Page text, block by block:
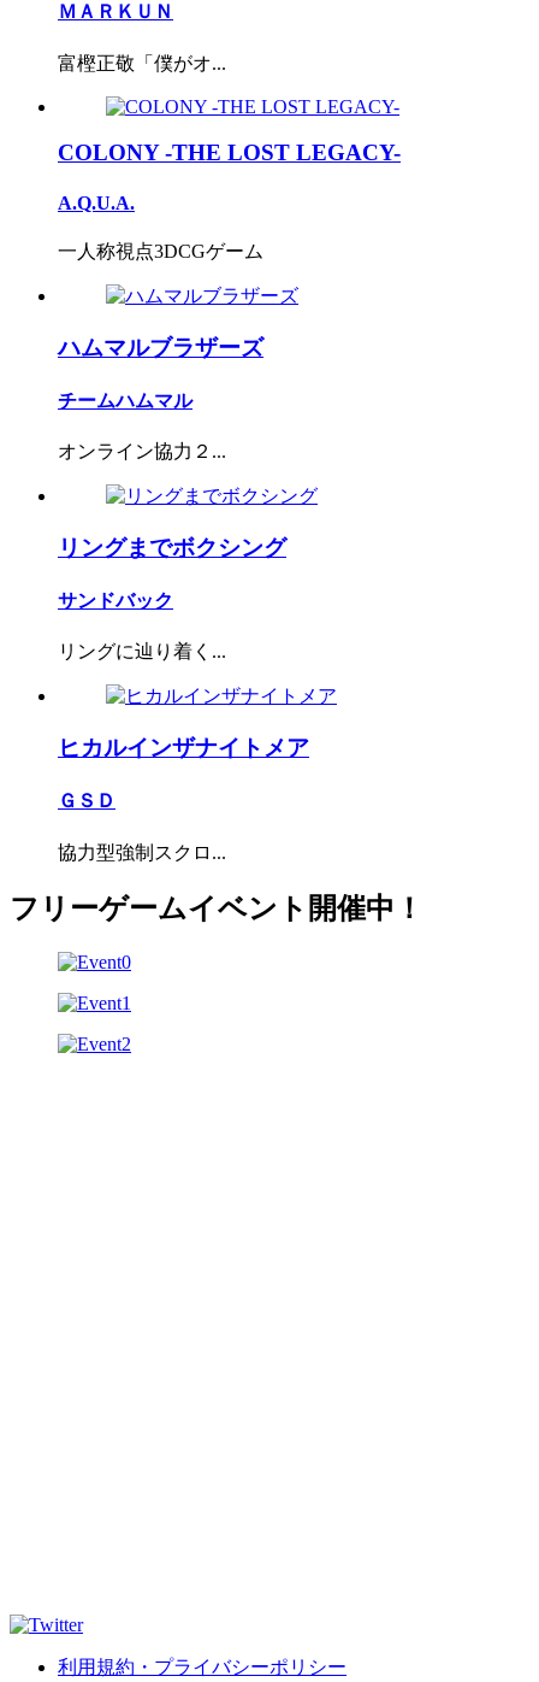
ＭＡＲＫＵＮ
富樫正敬「僕がオ...
COLONY -THE LOST LEGACY-
A.Q.U.A.
一人称視点3DCGゲーム
ハムマルブラザーズ
チームハムマル
オンライン協力２...
リングまでボクシング
サンドバック
リングに辿り着く...
ヒカルインザナイトメア
ＧＳＤ
協力型強制スクロ...
フリーゲームイベント開催中！
利用規約・プライバシーポリシー